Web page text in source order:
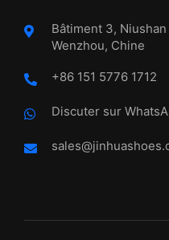
Bâtiment 3,
Wenzhou, Chine
+86 151 5776 1712
Discuter sur